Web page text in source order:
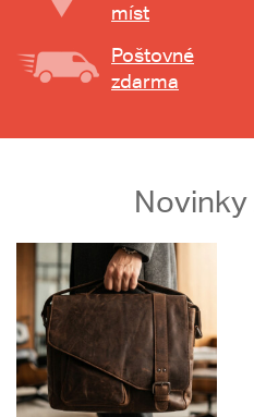
míst
Poštovné
zdarma
Novinky